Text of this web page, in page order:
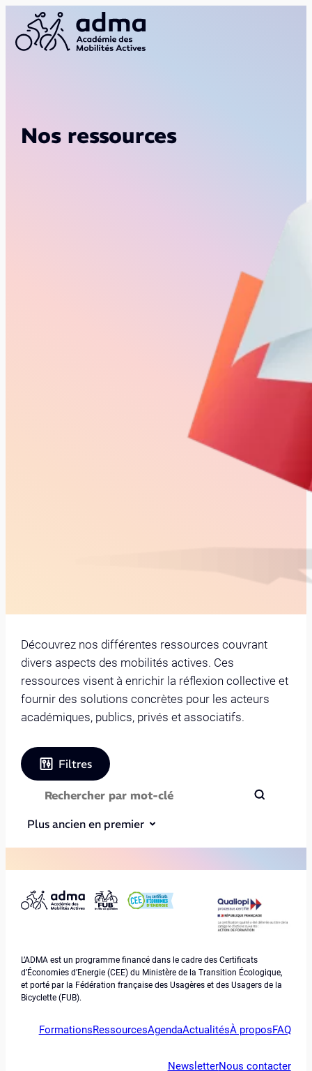
Nos ressources
Découvrez nos différentes ressources couvrant
divers aspects des mobilités actives. Ces
ressources visent à enrichir la réflexion collective et
fournir des solutions concrètes pour les acteurs
académiques, publics, privés et associatifs.
Filtres
Plus ancien en premier
L’ADMA est un programme financé dans le cadre des Certificats
d’Économies d’Energie (CEE) du Ministère de la Transition Écologique,
et porté par la Fédération française des Usagères et des Usagers de la
Bicyclette (FUB).
FormationsRessourcesAgendaActualitésÀ proposFAQ
NewsletterNous contacter